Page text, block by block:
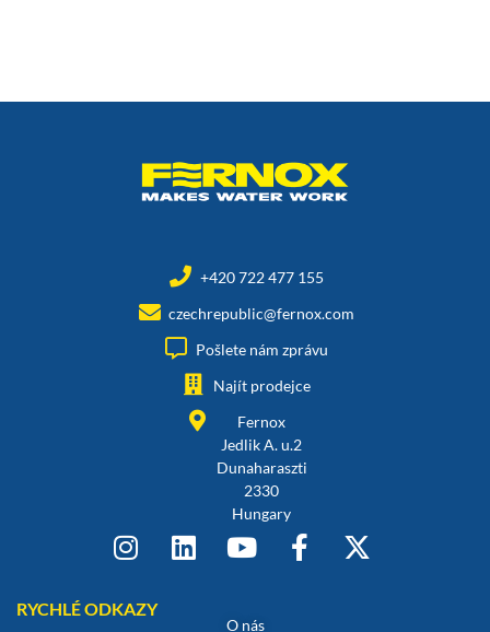
+420 722 477 155
czechrepublic@fernox.com
Pošlete nám zprávu
Najít prodejce
Fernox
Jedlik A. u.2
Dunaharaszti
2330
Hungary
RYCHLÉ ODKAZY
O nás